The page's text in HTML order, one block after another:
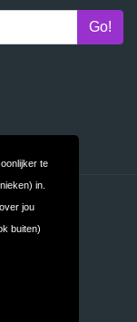
te
in.
jou
buiten)
Privacy
FAQ